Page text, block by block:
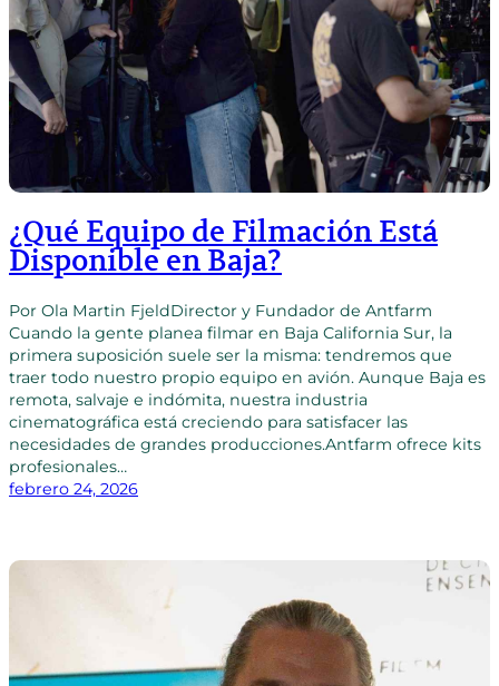
¿Qué Equipo de Filmación Está
Disponible en Baja?
Por Ola Martin FjeldDirector y Fundador de Antfarm
Cuando la gente planea filmar en Baja California Sur, la
primera suposición suele ser la misma: tendremos que
traer todo nuestro propio equipo en avión. Aunque Baja es
remota, salvaje e indómita, nuestra industria
cinematográfica está creciendo para satisfacer las
necesidades de grandes producciones.Antfarm ofrece kits
profesionales…
febrero 24, 2026